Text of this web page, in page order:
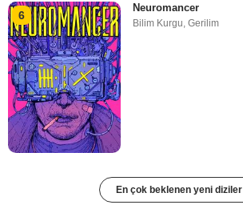
6
Neuromancer
Bilim Kurgu,Gerilim
En çok beklenen yeni diziler